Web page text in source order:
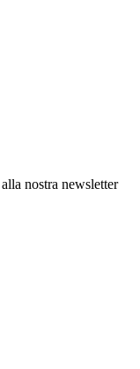
nostra newsletter